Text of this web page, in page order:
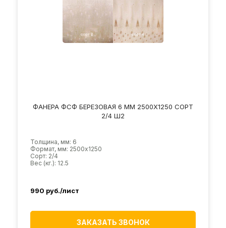
ФАНЕРА ФСФ БЕРЕЗОВАЯ 6 ММ 2500Х1250 СОРТ
2/4 Ш2
Толщина, мм: 6
Формат, мм: 2500х1250
Сорт: 2/4
Вес (кг.): 12.5
990 руб./лист
ЗАКАЗАТЬ ЗВОНОК